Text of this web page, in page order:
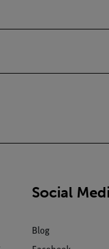
Social
Blog